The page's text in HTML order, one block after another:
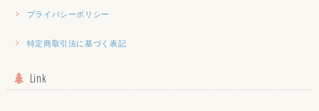
プライバシーポリシー
特定商取引法に基づく表記
Link